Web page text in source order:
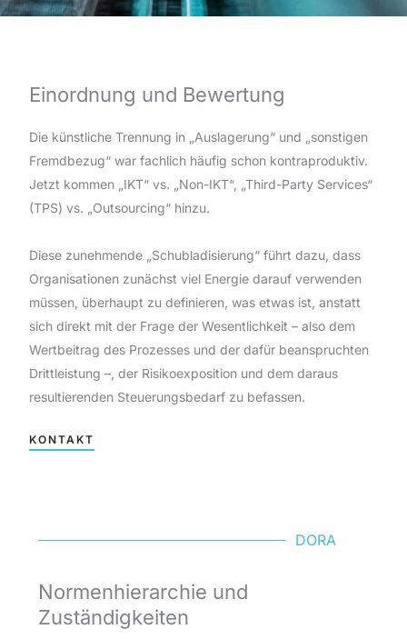
Einordnung und Bewertung
Die künstliche Trennung in „Auslagerung“ und „sonstigen
Fremdbezug“ war fachlich häufig schon kontraproduktiv.
Jetzt kommen „IKT“ vs. „Non-IKT“, „Third-Party Services“
(TPS) vs. „Outsourcing“ hinzu.
Diese zunehmende „Schubladisierung“ führt dazu, dass
Organisationen zunächst viel Energie darauf verwenden
müssen, überhaupt zu definieren, was etwas ist, anstatt
sich direkt mit der Frage der Wesentlichkeit – also dem
Wertbeitrag des Prozesses und der dafür beanspruchten
Drittleistung –, der Risikoexposition und dem daraus
resultierenden Steuerungsbedarf zu befassen.
KONTAKT
DORA
Normenhierarchie und
Zuständigkeiten